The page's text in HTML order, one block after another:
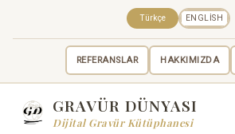
REFERANSLAR HAKKIMIZDA
Türkçe ENGLISH
GRAVÜR DÜNYASI
Dijital Gravür Kütüphanesi